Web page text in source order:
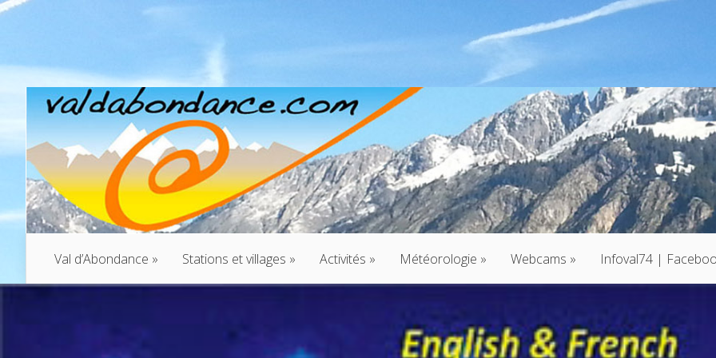
Val d’Abondance » Stations et villages » Activités » Météorologie » Webcams » Infoval74 |